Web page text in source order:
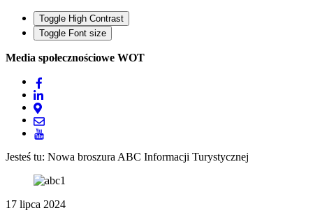
Toggle High Contrast
Toggle Font size
Media społecznościowe WOT
Jesteś tu: Nowa broszura ABC Informacji Turystycznej
17 lipca 2024